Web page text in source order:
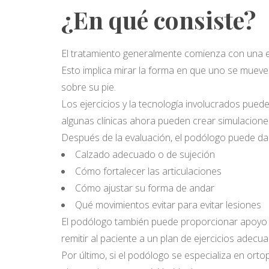
¿En qué consiste?
El tratamiento generalmente comienza con
Esto implica mirar la forma en que uno se
sobre su pie.
Los ejercicios y la tecnología involucrados
algunas clínicas ahora pueden crear
Después de la evaluación, el podólogo puede
Calzado adecuado o de sujeción
Cómo fortalecer las articulaciones
Cómo ajustar su forma de andar
Qué movimientos evitar para evitar lesiones
El podólogo también puede proporcionar
remitir al paciente a un plan de ejercicios
Por último, si el podólogo se especializa en